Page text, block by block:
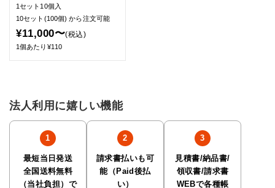
1セット10個入
10セット(100個)から注文可能
¥11,000〜(税込)
1個あたり¥110
法人利用に嬉しい機能
最短当日発送
全国送料無料
（当社負担）で
請求書払いも可
能（Paid後払
い）
見積書/納品書/
領収書/請求書
WEBで各種帳